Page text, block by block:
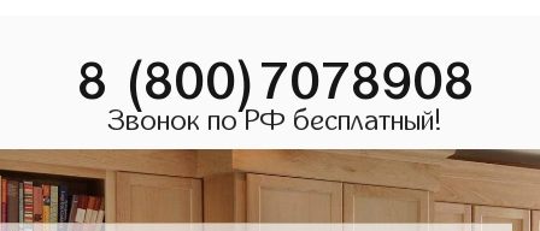
8 (800)7078908
Звонок по РФ бесплатный!